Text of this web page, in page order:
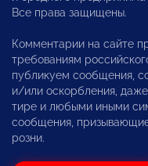
Все права защищены.
Комментарии на сайте
требованиям
публикуем сообщения,
и/или оскорбления,
тире и любыми иными
сообщения,
розни.